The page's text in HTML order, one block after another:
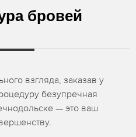
бровей
взгляда, заказав у
безупречная
— это ваш